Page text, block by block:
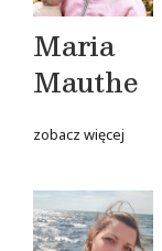
Maria
Mauthe
zobacz więcej